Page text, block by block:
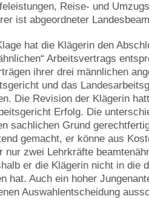
Reise- und
ist abgeordneter
hat die Klägerin den
Arbeitsvertrags
ihrer drei männlichen
und das
Die Revision der Klägerin
Erfolg. Die
sachlichen Grund
gemacht, er könne aus
nur zwei Lehrkräfte
er die Klägerin nicht in die
hat. Auch ein hoher
Auswahlentscheidung